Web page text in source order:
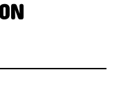
BAND